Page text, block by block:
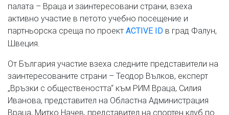
палата – Враца и заинтересовани страни, взеха
активно участие в петото учебно посещение и
партньорска среща по проект ACTIVE ID в град Фалун,
Швеция.
От България участие взеха следните представители на
заинтересованите страни – Теодор Вълков, експерт
„Връзки с обществеността“ към РИМ Враца, Силия
Иванова, представител на Областна Администрация
Враца, Митко Начев, представител на спортен клуб по